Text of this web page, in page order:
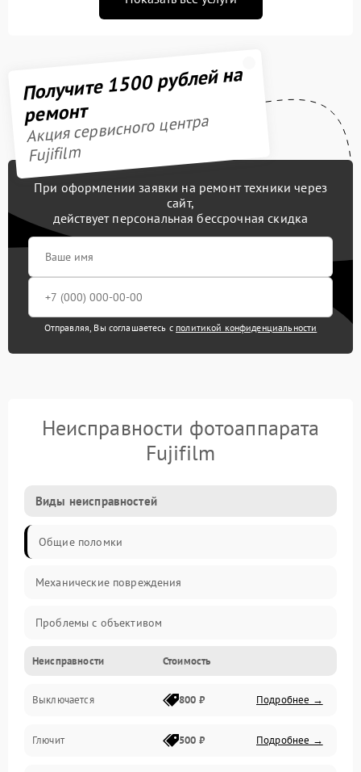
Получите 1500 рублей на
ремонт
Акция сервисного центра
Fujifilm
При оформлении заявки на ремонт техники через
сайт,
действует персональная бессрочная скидка
Отправляя, Вы соглашаетесь с политикой конфиденциальности
Неисправности фотоаппарата
Fujifilm
Виды неисправностей
Общие поломки
Механические повреждения
Проблемы с объективом
Электронные ошибки
Механические проблемы
Матрица и оптика
Неисправности Стоимость
Выключается 800 ₽ Подробнее →
Глючит 500 ₽ Подробнее →